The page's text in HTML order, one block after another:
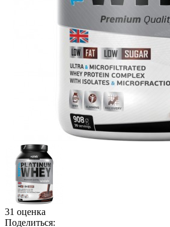
31 оценка
Поделиться: